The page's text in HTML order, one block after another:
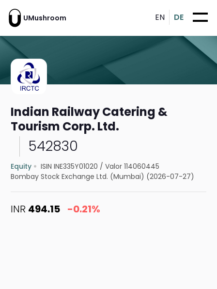
UMushroom EN DE
Indian Railway Catering &
Tourism Corp. Ltd.
542830
Equity ISIN INE335Y01020 /Valor 114060445
Bombay Stock Exchange Ltd. (Mumbai) (2026-07-27)
INR 494.15 -0.21%